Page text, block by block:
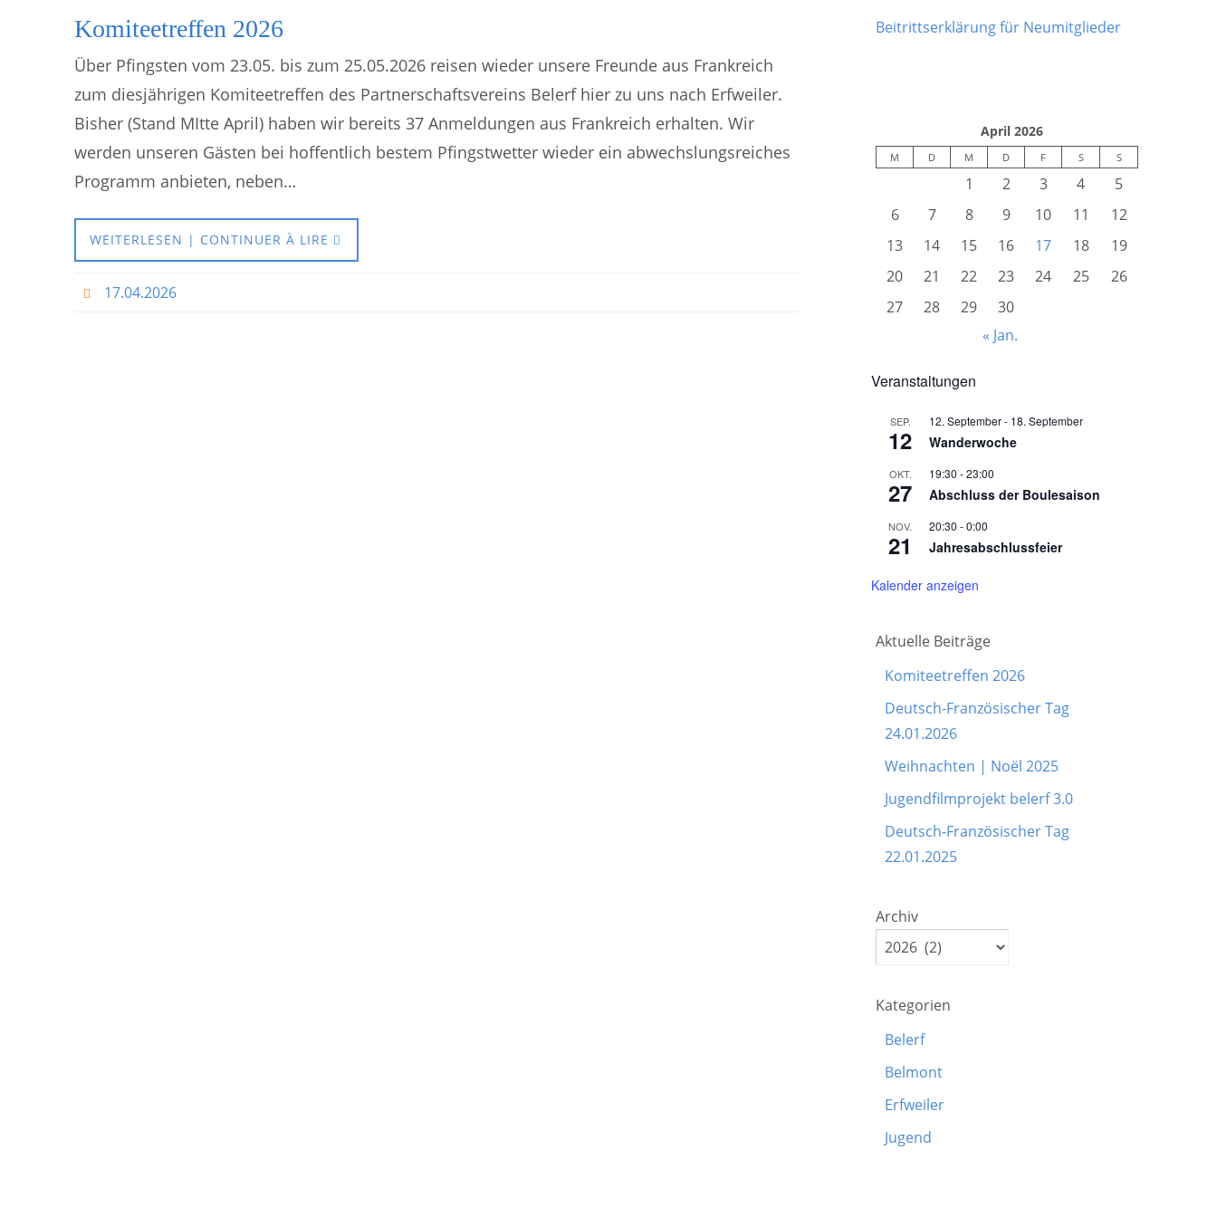
Komiteetreffen 2026
Über Pfingsten vom 23.05. bis zum 25.05.2026 reisen wieder unsere Freunde aus Frankreich
zum diesjährigen Komiteetreffen des Partnerschaftsvereins Belerf hier zu uns nach Erfweiler.
Bisher (Stand MItte April) haben wir bereits 37 Anmeldungen aus Frankreich erhalten. Wir
werden unseren Gästen bei hoffentlich bestem Pfingstwetter wieder ein abwechslungsreiches
Programm anbieten, neben…
WEITERLESEN | CONTINUER À LIRE
17.04.2026
Beitrittserklärung für Neumitglieder
April 2026
M D M D F S S
1 2 3 4
5
6
7 8 9 10 11
12
13
14 15 16 17 18
19
20
21 22 23 24 25
26
27
28 29
30
« Jan.
Veranstaltungen
SEP.
12
12. September- 18. September
Wanderwoche
OKT.
27
19:30 -23:00
Abschluss der Boulesaison
NOV.
21
20:30 -0:00
Jahresabschlussfeier
Kalender anzeigen
Aktuelle Beiträge
Komiteetreffen 2026
Deutsch-Französischer Tag
24.01.2026
Weihnachten | Noël 2025
Jugendfilmprojekt belerf 3.0
Deutsch-Französischer Tag
22.01.2025
Archiv
Kategorien
Belerf
Belmont
Erfweiler
Jugend